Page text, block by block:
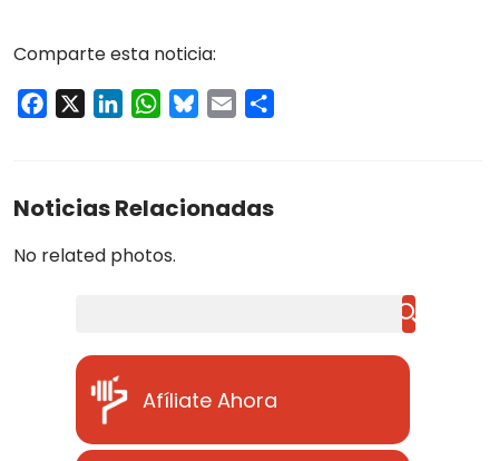
Comparte esta noticia:
Facebook LinkedInWhatsApp
Bluesky
Email
Noticias Relacionadas
No related photos.
Afíliate Ahora